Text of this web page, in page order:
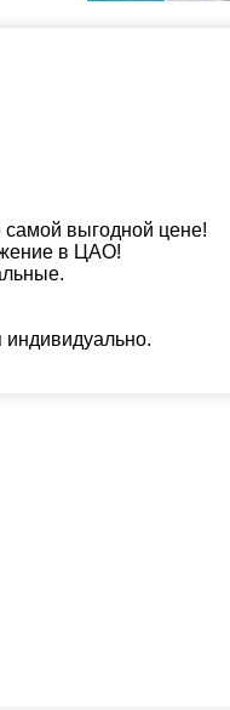
выгодной цене!
в ЦАО!
индивидуально.